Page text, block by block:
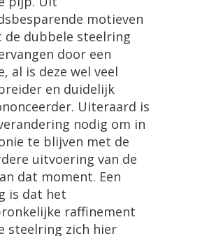
motieven
de dubbele steelring
door een
, al is deze wel veel
en duidelijk
. Uiteraard is
nodig om in
te blijven met de
uitvoering van de
dat moment. Een
is dat het
raffinement
steelring zich hier